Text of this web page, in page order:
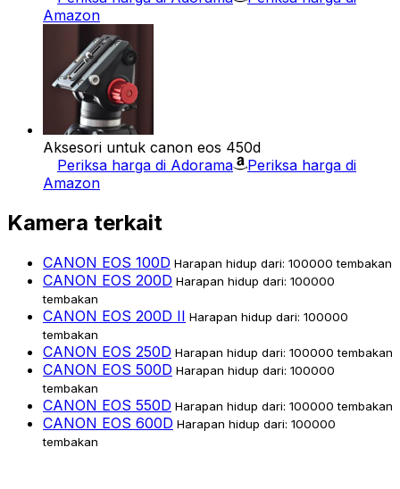
Amazon
Aksesori untuk canon eos 450d
Periksa harga di Adorama
Periksa harga di
Amazon
Kamera terkait
CANON EOS 100D Harapan hidup dari: 100000 tembakan
CANON EOS 200D Harapan hidup dari: 100000
tembakan
CANON EOS 200D II Harapan hidup dari: 100000
tembakan
CANON EOS 250D Harapan hidup dari: 100000 tembakan
CANON EOS 500D Harapan hidup dari: 100000
tembakan
CANON EOS 550D Harapan hidup dari: 100000 tembakan
CANON EOS 600D Harapan hidup dari: 100000
tembakan